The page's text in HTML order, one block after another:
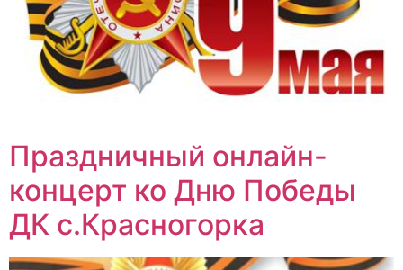
Праздничный онлайн-
концерт ко Дню Победы
ДК с.Красногорка